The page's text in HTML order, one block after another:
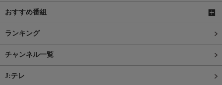
おすすめ番組
ランキング
チャンネル一覧
J:テレ